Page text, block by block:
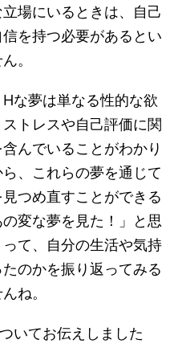
場にいるときは、自己
を持つ必要があるとい
。
な夢は単なる性的な欲
トレスや自己評価に関
んでいることがわかり
、これらの夢を通じて
つめ直すことができる
変な夢を見た！」と思
て、自分の生活や気持
のかを振り返ってみる
ね。
いてお伝えしました